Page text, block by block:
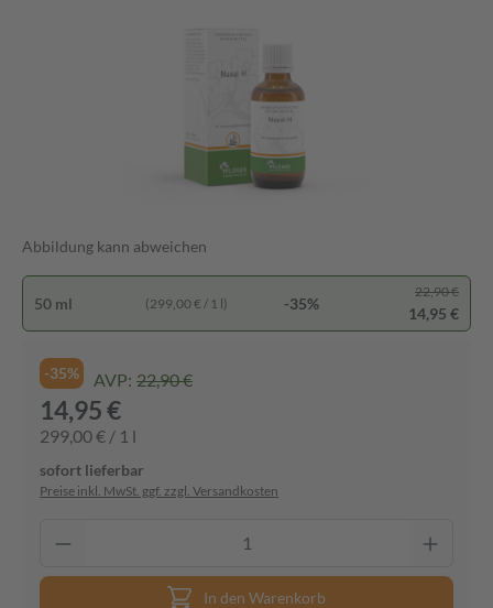
Abbildung kann abweichen
50 ml (299,00 € / 1 l) -35%
22,90 €
14,95 €
-35% AVP: 22,90 €
14,95 €
299,00 € / 1 l
sofort lieferbar
Preise inkl. MwSt. ggf. zzgl. Versandkosten
In den Warenkorb